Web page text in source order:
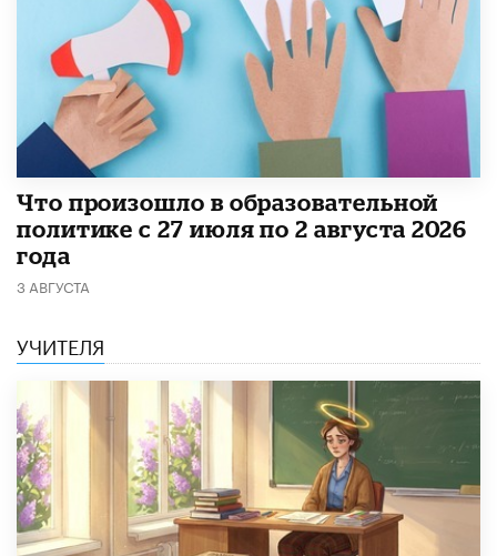
​Что произошло в образовательной
политике с 27 июля по 2 августа 2026
года
3 АВГУСТА
УЧИТЕЛЯ